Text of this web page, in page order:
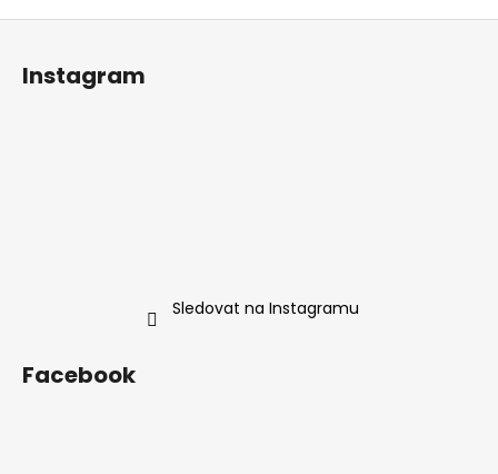
Z
Instagram
Sledovat na Instagramu
Facebook